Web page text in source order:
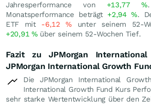
Jahresperformance von +13,77%
Monatsperformance beträgt +2,94 %.
ETF mit -6,12% unter seinem 52-
+20,91 %über seinem 52-Wochen Tief.
Fazit zu JPMorgan
JPMorgan International Growth
Die JPMorgan International
International Growth Fund Kurs
sehr starke Wertentwicklung über den